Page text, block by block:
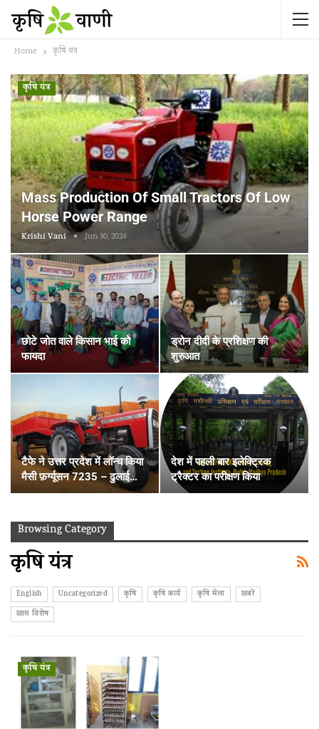
Home कृषि यंत्र
कृषि यंत्र
Mass Production Of Small Tractors Of Low
Horse Power Range
Krishi Vani Jun 30, 2024
छोटे जोत वाले किसान भाई को
फायदा
ड्रोन दीदी के प्रशिक्षण की
शुरुआत
टैफे ने उत्तर प्रदेश में लॉन्च किया
मैसी फ़र्ग्यूसन 7235 – ढुलाई…
देश में पहली बार इलेक्ट्रिक
ट्रैक्टर का परीक्षण किया
Browsing Category
कृषि यंत्र
English Uncategorized कृषि कृषि कार्य कृषि मेला
खबरें
खास विशेष
कृषि यंत्र